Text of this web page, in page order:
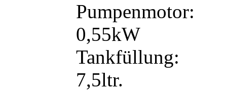
Pumpenmotor:
0,55kW
Tankfüllung:
7,5ltr.